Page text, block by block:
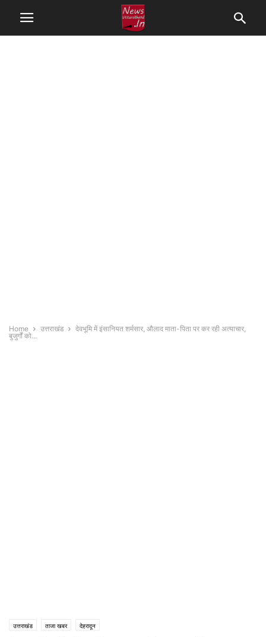
Home उत्तराखंड
देवभूमि में इंसानियत शर्मसार, औलाद माता-पिता पर कर रही अत्याचार,
बुजुर्गों को...
उत्तराखंड ताजा खबर देहरादून